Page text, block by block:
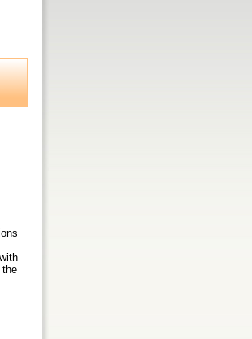
the